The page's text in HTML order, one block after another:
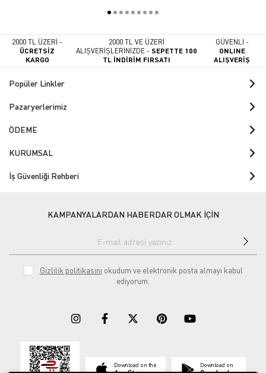
2000 TL ÜZERİ -
ÜCRETSİZ
KARGO
2000 TL VE ÜZERİ
ALIŞVERİŞLERİNİZDE -SEPETTE 100
TL İNDİRİM FIRSATI
GÜVENLİ -
ONLINE
ALIŞVERİŞ
Popüler Linkler
Pazaryerlerimiz
ÖDEME
KURUMSAL
İş Güvenliği Rehberi
KAMPANYALARDAN HABERDAR OLMAK İÇİN
Gizlilik politikasını okudum ve elektronik posta almayı kabul
ediyorum.
Download on the Download on